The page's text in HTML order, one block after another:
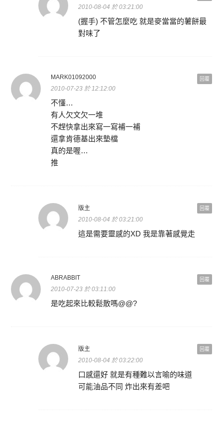
2010-08-04 於 03:21:00
(握手) 不管怎麼吃 就是麥當當的薯餅最
對味了
回覆
MARK01092000
2010-07-23 於 12:12:00
不懂…
有人欠文欠一堆
不趕快拿出來寫一寫補一補
還拿肯德基出來墊檔
真的是喔…
推
回覆
版主
2010-08-04 於 03:21:00
這是需要靈感的XD 我是靠著感覺走
回覆
ABRABBIT
2010-07-23 於 03:11:00
是吃起來比較鬆散嗎@@?
回覆
版主
2010-08-04 於 03:22:00
口感還好 就是有種難以言喻的味道
可能油品不同 炸出來有差吧